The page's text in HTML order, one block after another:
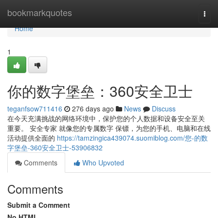
bookmarkquotes
Home
Home
1
你的数字堡垒：360安全卫士
teganfsow711416 276 days ago News
Discuss
在今天充满挑战的网络环境中，保护您的个人数据和设备安全至关
重要。 安全专家 就像您的专属数字 保镖，为您的手机、电脑和在线
活动提供全面的 https://tamzingica439074.suomiblog.com/您-的数
字堡垒-360安全卫士-53906832
Comments
Who Upvoted
Comments
Submit a Comment